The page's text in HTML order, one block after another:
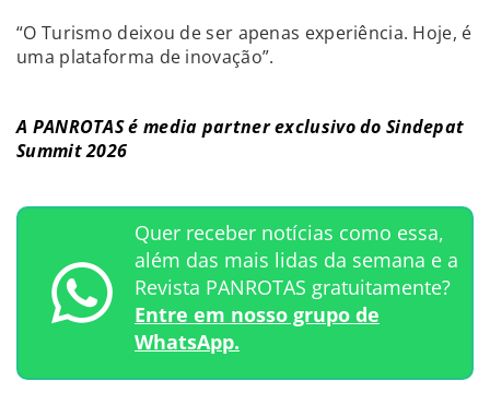
“O Turismo deixou de ser apenas experiência. Hoje, é
uma plataforma de inovação”.
A PANROTAS é media partner exclusivo do Sindepat
Summit 2026
Quer receber notícias como essa,
além das mais lidas da semana e a
Revista PANROTAS gratuitamente?
Entre em nosso grupo de
WhatsApp.